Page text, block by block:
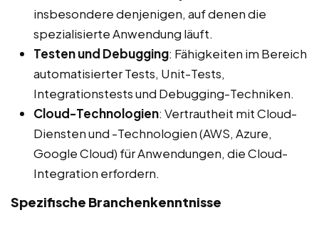
insbesondere denjenigen, auf denen die
spezialisierte Anwendung läuft.
Testen und Debugging: Fähigkeiten im Bereich
automatisierter Tests, Unit-Tests,
Integrationstests und Debugging-Techniken.
Cloud-Technologien: Vertrautheit mit Cloud-
Diensten und -Technologien (AWS, Azure,
Google Cloud) für Anwendungen, die Cloud-
Integration erfordern.
Spezifische Branchenkenntnisse